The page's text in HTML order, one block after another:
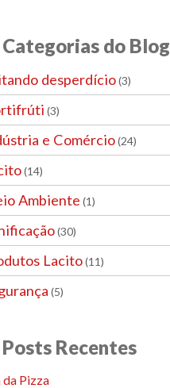
Categorias do Blog
desperdício(3)
(3)
e Comércio(24)
(14)
Ambiente (1)
(30)
Lacito(11)
(5)
Posts Recentes
da Pizza